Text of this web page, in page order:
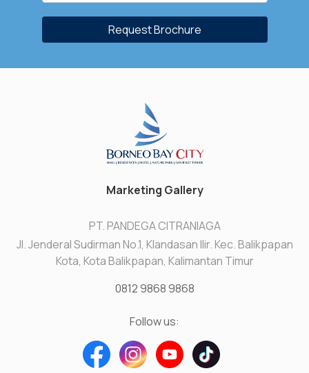
Request Brochure
Marketing Gallery
PT. PANDEGA CITRANIAGA
Jl. Jenderal Sudirman No.1, Klandasan Ilir. Kec. Balikpapan
Kota, Kota Balikpapan, Kalimantan Timur
0812 9868 9868
Follow us: